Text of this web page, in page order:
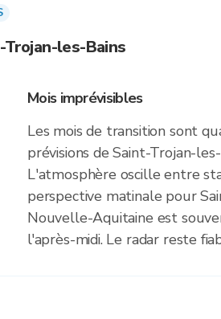
Trojan-les-Bains
Mois imprévisibles
Les mois de transition sont
prévisions de Saint-Trojan-
L'atmosphère oscille entre
perspective matinale pour
Nouvelle-Aquitaine est
l'après-midi. Le radar reste